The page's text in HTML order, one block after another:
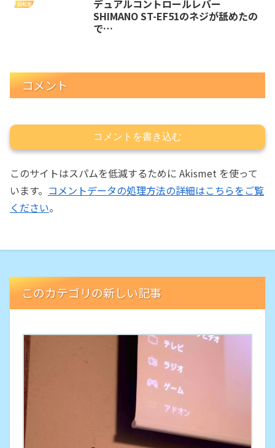
自転車
デュアルコントロールレバー
SHIMANO ST-EF51のネジが舐めたの
で…
コメント
コメントを書き込む
このサイトはスパムを低減するために Akismet を使って
います。 コメントデータの処理方法の詳細はこちらをご覧
ください。
このカテゴリの新しい記事